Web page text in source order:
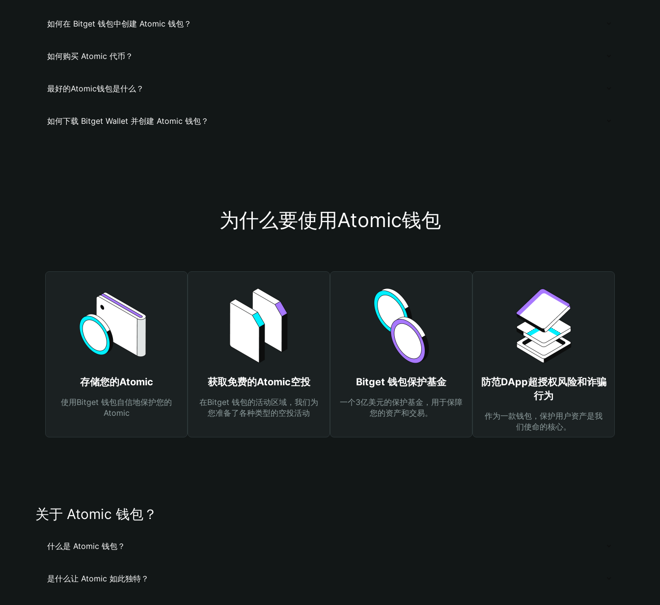
如何在 Bitget 钱包中创建 Atomic 钱包？
如何购买 Atomic 代币？
最好的Atomic钱包是什么？
如何下载 Bitget Wallet 并创建 Atomic 钱包？
为什么要使用Atomic钱包
存储您的Atomic
使用Bitget 钱包自信地保护您的
Atomic
获取免费的Atomic空投
在Bitget 钱包的活动区域，我们为
您准备了各种类型的空投活动
Bitget 钱包保护基金
一个3亿美元的保护基金，用于保障
您的资产和交易。
防范DApp超授权风险和诈骗
行为
作为一款钱包，保护用户资产是我
们使命的核心。
关于 Atomic 钱包？
什么是 Atomic 钱包？
是什么让 Atomic 如此独特？